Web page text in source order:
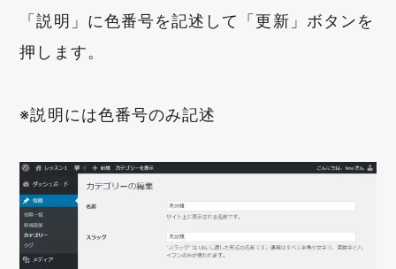
「説明」に色番号を記述して「更新」ボタンを
押します。
※説明には色番号のみ記述